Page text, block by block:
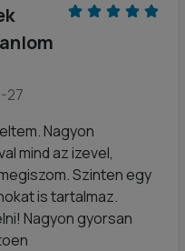
27
Nagyon
mind az izevel,
Szinten egy
is tartalmaz.
Nagyon gyorsan